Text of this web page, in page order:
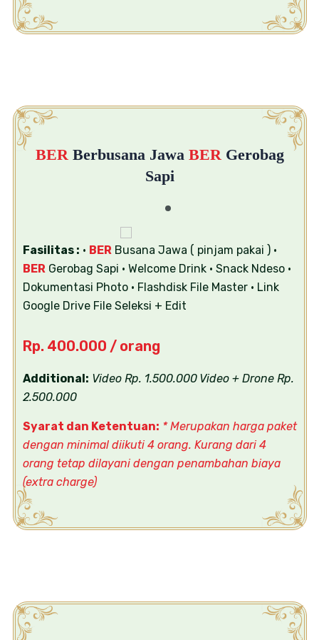
BER Berbusana Jawa BER Gerobag
Sapi
Fasilitas : • BERBusana Jawa ( pinjam pakai )•
BERGerobag Sapi • Welcome Drink• Snack Ndeso•
Dokumentasi Photo• Flashdisk File Master• Link
Google Drive File Seleksi + Edit
Rp. 400.000 / orang
Additional: Video Rp. 1.500.000Video + Drone Rp.
2.500.000
Syarat dan Ketentuan: * Merupakan harga paket
dengan minimal diikuti 4 orang. Kurang dari 4
orang tetap dilayani dengan penambahan biaya
(extra charge)